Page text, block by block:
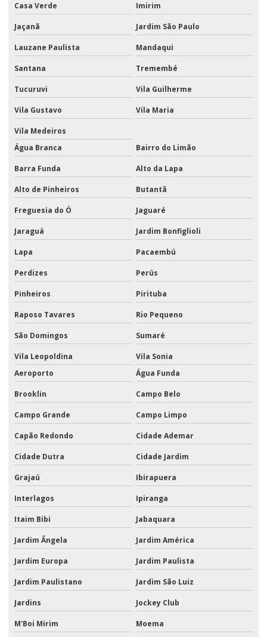
Montagem de display em pdv
Montagem de kits
Montagem de kits para empresas
Montagem de kits para eventos
Montagem de kits logística
Montagem de kits promocionais
Montagem promocional
Movimentação de materiais logística
Movimentação de materiais e produtos
Operador Logístico Promocional
Positivação de pdv
Produtos e serviços logísticos
Serviço logístico em sp
Serviço de transporte e distribuição
Serviço de transporte rodoviário de carga
Serviços logísticos
Serviços de montagem de kits promocionais
Soluções logísticas para campanhas de marketing
Soluções logísticas para campanhas promocionais
Transporte aéreo de carga
Transporte aéreo de carga empresas
Transporte aéreo de carga sp
Transporte aéreo logística
Transporte aéreo de mercadorias
Transporte aéreo nacional
Casa Verde Imirim
Jaçanã Jardim São Paulo
Lauzane Paulista Mandaqui
Santana Tremembé
Tucuruvi Vila Guilherme
Vila Gustavo Vila Maria
Vila Medeiros
Água Branca
Bairro do Limão
Barra Funda Alto da Lapa
Alto de Pinheiros Butantã
Freguesia do Ó Jaguaré
Jaraguá Jardim Bonfiglioli
Lapa Pacaembú
Perdizes Perús
Pinheiros Pirituba
Raposo Tavares Rio Pequeno
São Domingos Sumaré
Vila Leopoldina
Vila Sonia
Aeroporto
Água Funda
Brooklin Campo Belo
Campo Grande Campo Limpo
Capão Redondo Cidade Ademar
Cidade Dutra Cidade Jardim
Grajaú Ibirapuera
Interlagos Ipiranga
Itaim Bibi Jabaquara
Jardim Ângela Jardim América
Jardim Europa Jardim Paulista
Jardim Paulistano Jardim São Luiz
Jardins Jockey Club
M'Boi Mirim Moema